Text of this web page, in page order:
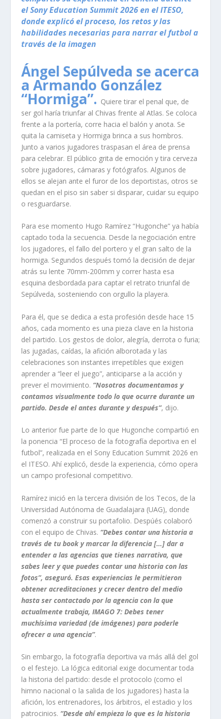
el Sony Education Summit 2026 en el ITESO,
donde explicó el proceso, los retos y las
habilidades necesarias para narrar el futbol a
través de la imagen
Ángel Sepúlveda se acerca
a Armando González
“Hormiga”. Quiere tirar el penal que, de
ser gol haría triunfar al Chivas frente al Atlas. Se coloca
frente a la portería, corre hacia el balón y anota. Se
quita la camiseta y Hormiga brinca a sus hombros.
Junto a varios jugadores traspasan el área de prensa
para celebrar. El público grita de emoción y tira cerveza
sobre jugadores, cámaras y fotógrafos. Algunos de
ellos se alejan ante el furor de los deportistas, otros se
quedan en el piso sin saber si disparar, cuidar su equipo
o resguardarse.
Para ese momento Hugo Ramírez “Hugonche” ya había
captado toda la secuencia. Desde la negociación entre
los jugadores, el fallo del portero y el gran salto de la
hormiga. Segundos después tomó la decisión de dejar
atrás su lente 70mm-200mm y correr hasta esa
esquina desbordada para captar el retrato triunfal de
Sepúlveda, sosteniendo con orgullo la playera.
Para él, que se dedica a esta profesión desde hace 15
años, cada momento es una pieza clave en la historia
del partido. Los gestos de dolor, alegría, derrota o furia;
las jugadas, caídas, la afición alborotada y las
celebraciones son instantes irrepetibles que exigen
aprender a “leer el juego”, anticiparse a la acción y
prever el movimiento. “Nosotros documentamos y
contamos visualmente todo lo que ocurre durante un
partido. Desde el antes durante y después”, dijo.
Lo anterior fue parte de lo que Hugonche compartió en
la ponencia “El proceso de la fotografía deportiva en el
futbol”, realizada en el Sony Education Summit 2026 en
el ITESO. Ahí explicó, desde la experiencia, cómo opera
un campo profesional competitivo.
Ramírez inició en la tercera división de los Tecos, de la
Universidad Autónoma de Guadalajara (UAG), donde
comenzó a construir su portafolio. Despúés colaboró
con el equipo de Chivas. “Debes contar una historia a
través de tu book y marcar la diferencia […] dar a
entender a las agencias que tienes narrativa, que
sabes leer y que puedes contar una historia con las
fotos”, aseguró. Esas experiencias le permitieron
obtener acreditaciones y crecer dentro del medio
hasta ser contactado por la agencia con la que
actualmente trabaja, IMAGO 7: Debes tener
muchísima variedad (de imágenes) para poderle
ofrecer a una agencia”.
Sin embargo, la fotografía deportiva va más allá del gol
o el festejo. La lógica editorial exige documentar toda
la historia del partido: desde el protocolo (como el
himno nacional o la salida de los jugadores) hasta la
afición, los entrenadores, los árbitros, el estadio y los
patrocinios. “Desde ahí empieza lo que es la historia